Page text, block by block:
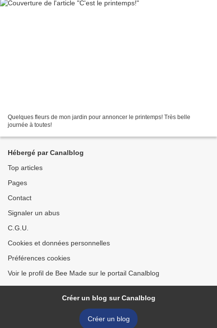
Quelques fleurs de mon jardin pour annoncer le printemps! Très belle
journée à toutes!
Hébergé par Canalblog
Top articles
Pages
Contact
Signaler un abus
C.G.U.
Cookies et données personnelles
Préférences cookies
Voir le profil de Bee Made sur le portail Canalblog
Créer un blog sur Canalblog
Créer un blog